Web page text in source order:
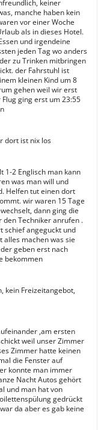
keiner
manche haben kein
vor einer Woche
als in dieses Hotel.
und irgendeine
jeden Tag wo anders
zu Trinken mitbringen
der Fahrstuhl ist
kleinen Kind um 8
gehen weil wir erst
ging erst um 23:55
dort ist nix los
1-2 Englisch man kann
was man will und
Helfen tut einen dort
wir waren 15 Tage
dann ging die
den Techniker anrufen .
schief angeguckt und
machen was sie
geben erst nach
bekommen
kein Freizeitangebot,
,am ersten
weil unser Zimmer
Zimmer hatte keinen
die Fenster auf
konnte man immer
Nacht Autos gehört
und man hat von
gedrückt
da aber es gab keine